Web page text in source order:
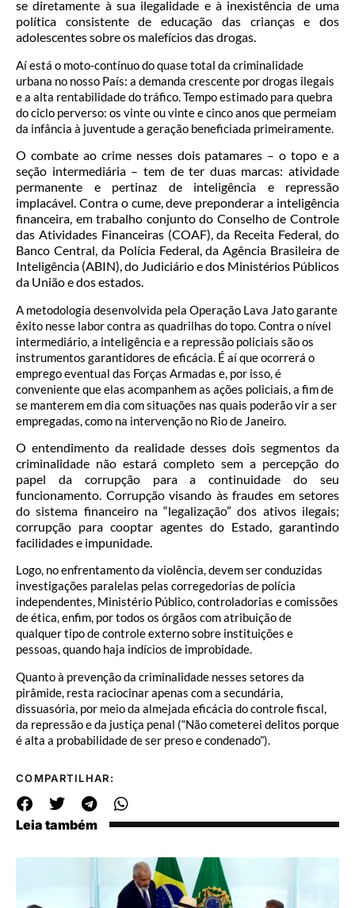
se diretamente à sua ilegalidade e à inexistência de uma
política consistente de educação das crianças e dos
adolescentes sobre os malefícios das drogas.
Aí está o moto-contínuo do quase total da criminalidade
urbana no nosso País: a demanda crescente por drogas ilegais
e a alta rentabilidade do tráfico. Tempo estimado para quebra
do ciclo perverso: os vinte ou vinte e cinco anos que permeiam
da infância à juventude a geração beneficiada primeiramente.
O combate ao crime nesses dois patamares – o topo e a
seção intermediária – tem de ter duas marcas: atividade
permanente e pertinaz de inteligência e repressão
implacável. Contra o cume, deve preponderar a inteligência
financeira, em trabalho conjunto do Conselho de Controle
das Atividades Financeiras (COAF), da Receita Federal, do
Banco Central, da Polícia Federal, da Agência Brasileira de
Inteligência (ABIN), do Judiciário e dos Ministérios Públicos
da União e dos estados.
A metodologia desenvolvida pela Operação Lava Jato garante
êxito nesse labor contra as quadrilhas do topo. Contra o nível
intermediário, a inteligência e a repressão policiais são os
instrumentos garantidores de eficácia. É aí que ocorrerá o
emprego eventual das Forças Armadas e, por isso, é
conveniente que elas acompanhem as ações policiais, a fim de
se manterem em dia com situações nas quais poderão vir a ser
empregadas, como na intervenção no Rio de Janeiro.
O entendimento da realidade desses dois segmentos da
criminalidade não estará completo sem a percepção do
papel da corrupção para a continuidade do seu
funcionamento. Corrupção visando às fraudes em setores
do sistema financeiro na “legalização” dos ativos ilegais;
corrupção para cooptar agentes do Estado, garantindo
facilidades e impunidade.
Logo, no enfrentamento da violência, devem ser conduzidas
investigações paralelas pelas corregedorias de polícia
independentes, Ministério Público, controladorias e comissões
de ética, enfim, por todos os órgãos com atribuição de
qualquer tipo de controle externo sobre instituições e
pessoas, quando haja indícios de improbidade.
Quanto à prevenção da criminalidade nesses setores da
pirâmide, resta raciocinar apenas com a secundária,
dissuasória, por meio da almejada eficácia do controle fiscal,
da repressão e da justiça penal (“Não cometerei delitos porque
é alta a probabilidade de ser preso e condenado”).
COMPARTILHAR:
Leia também